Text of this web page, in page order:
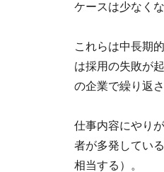
ケースは少なくな
これらは中長期
は採用の失敗が
の企業で繰り返
仕事内容にやり
者が多発してい
相当する）。